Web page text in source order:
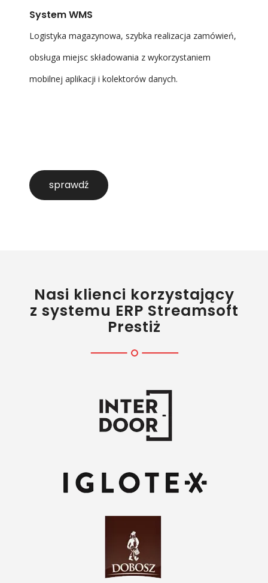
System WMS
Logistyka magazynowa, szybka realizacja zamówień,
obsługa miejsc składowania z wykorzystaniem
mobilnej aplikacji i kolektorów danych.
sprawdź
Nasi klienci korzystający
z systemu ERP Streamsoft
Prestiż